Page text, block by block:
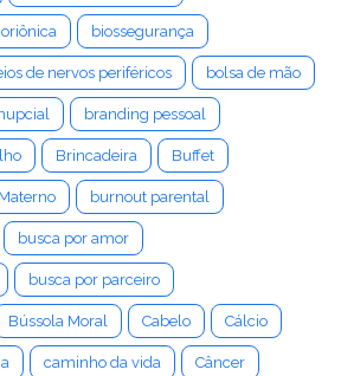
biossegurança
de nervos periféricos bolsa de mão
branding pessoal
Brincadeira Buffet
burnout parental
busca por amor
busca por parceiro
Bússola Moral Cabelo Cálcio
caminho da vida Câncer